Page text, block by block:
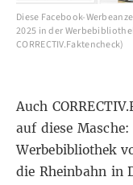
Diese Facebook-
2025 in der
CORRECTIV.Faktencheck)
Auch
auf diese
Werbebibliothek
die Rheinbahn in